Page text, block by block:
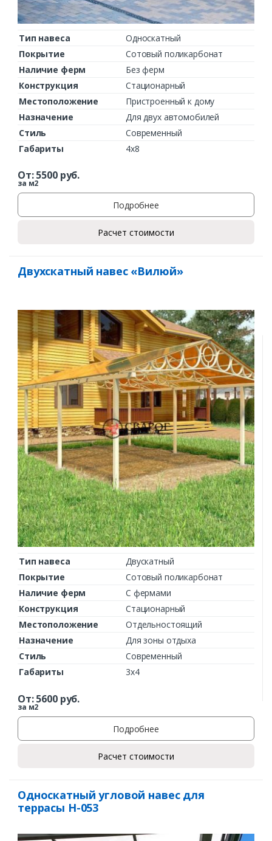
Тип навеса
Односкатный
Покрытие
Сотовый поликарбонат
Наличие ферм
Без ферм
Конструкция
Стационарный
Местоположение
Пристроенный к дому
Назначение
Для двух автомобилей
Стиль
Современный
Габариты
4х8
От:5500руб.
за м2
Подробнее
Расчет стоимости
Двухскатный навес «Вилюй»
Тип навеса
Двускатный
Покрытие
Сотовый поликарбонат
Наличие ферм
С фермами
Конструкция
Стационарный
Местоположение
Отдельностоящий
Назначение
Для зоны отдыха
Стиль
Современный
Габариты
3х4
От:5600руб.
за м2
Подробнее
Расчет стоимости
Односкатный угловой навес для
террасы Н-053